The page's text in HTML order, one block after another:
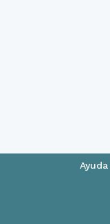
Ayuda